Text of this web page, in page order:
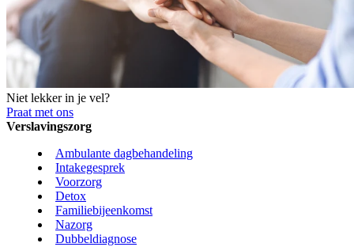
Niet lekker in je vel?
Praat met ons
Verslavingszorg
Ambulante dagbehandeling
Intakegesprek
Voorzorg
Detox
Familiebijeenkomst
Nazorg
Dubbeldiagnose